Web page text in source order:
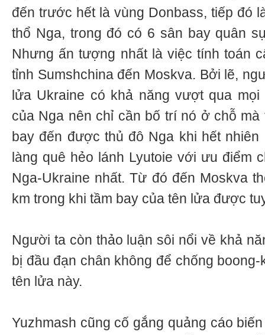
đến trước hết là vùng Donbass, tiếp đó
thổ Nga, trong đó có 6 sân bay quân
Nhưng ấn tượng nhất là việc tính toán
tỉnh Sumshchina đến Moskva. Bởi lẽ,
lửa Ukraine có khả năng vượt qua mọi
của Nga nên chỉ cần bố trí nó ở chỗ
bay đến được thủ đô Nga khi hết
làng quê hẻo lánh Lyutoie với ưu điểm
Nga-Ukraine nhất. Từ đó đến Moskva
km trong khi tầm bay của tên lửa được
Người ta còn thảo luận sôi nổi về khả
bị đầu đạn chân không để chống
tên lửa này.
Yuzhmash cũng cố gắng quảng cáo